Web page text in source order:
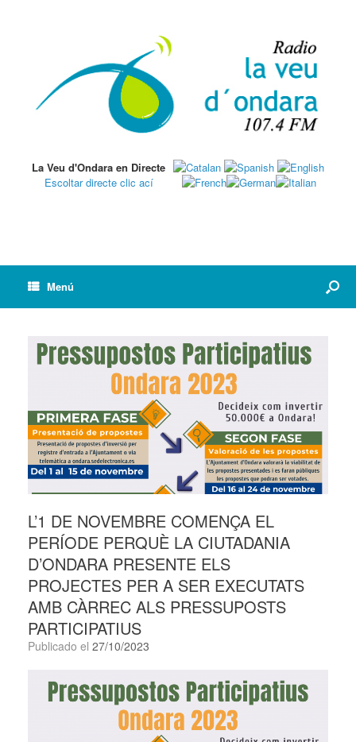
La Veu d'Ondara en Directe
Escoltar directe clic ací
Menú
L’1 DE NOVEMBRE COMENÇA EL
PERÍODE PERQUÈ LA CIUTADANIA
D’ONDARA PRESENTE ELS
PROJECTES PER A SER EXECUTATS
AMB CÀRREC ALS PRESSUPOSTS
PARTICIPATIUS
Publicado el 27/10/2023